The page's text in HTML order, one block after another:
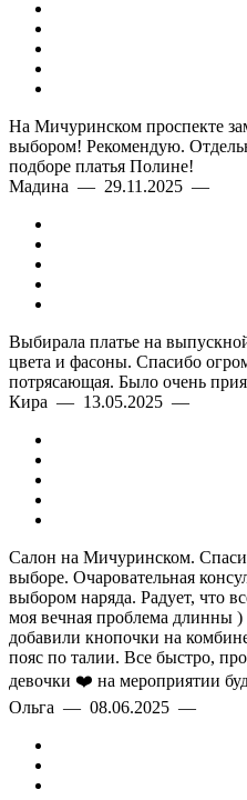
На Мичуринском проспекте
выбором! Рекомендую.
подборе платья Полине!
Мадина — 29.11.2025 —
Выбирала платье на
цвета и фасоны. Спасибо
потрясающая. Было очень
Кира — 13.05.2025 —
Салон на Мичуринском.
выборе. Очаровательная
выбором наряда. Радует, что
моя вечная проблема длинны )
добавили кнопочки на
пояс по талии. Все быстро,
девочки ❤️ на мероприятии
Ольга — 08.06.2025 —